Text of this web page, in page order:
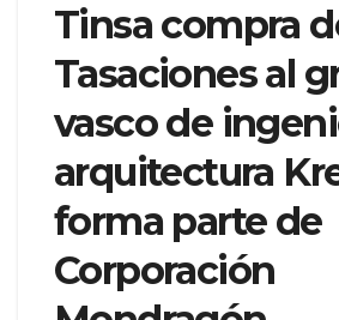
Tinsa compra
Tasaciones al
vasco de
arquitectura
forma parte de
Corporación